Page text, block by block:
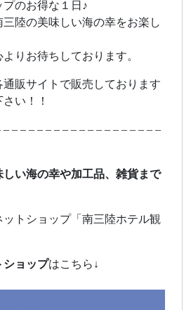
のお得な１日♪
陸の美味しい海の幸をお楽し
りお待ちしております。
販サイトで販売しております
い！！
– – – – – – – – – – – – – – – – – –
海の幸や加工品、雑貨まで
トショップ「南三陸ホテル観
ショップはこちら↓